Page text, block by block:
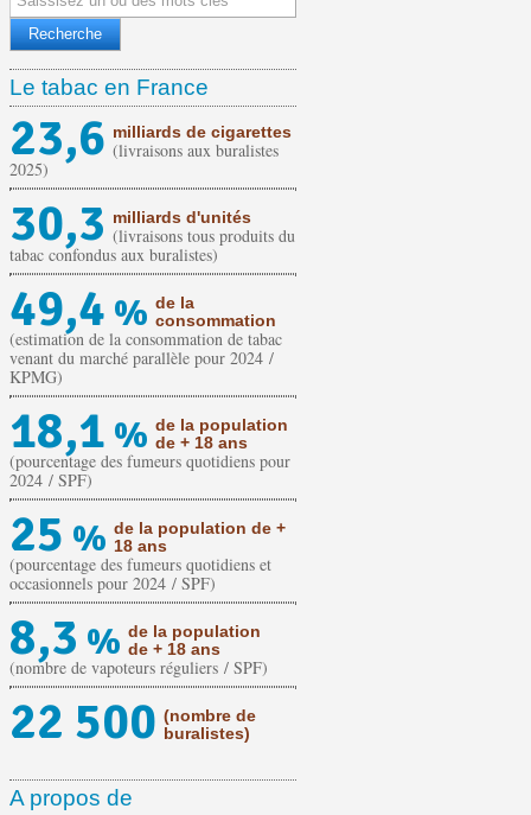
Le tabac en France
23,6 milliards de cigarettes
(livraisons aux buralistes
2025)
30,3 milliards d'unités
(livraisons tous produits du
tabac confondus aux buralistes)
49,4 % de la
consommation
(estimation de la consommation de tabac
venant du marché parallèle pour 2024 /
KPMG)
18,1 % de la population
de + 18 ans
(pourcentage des fumeurs quotidiens pour
2024 / SPF)
25 % de la population de +
18 ans
(pourcentage des fumeurs quotidiens et
occasionnels pour 2024 / SPF)
8,3 % de la population
de + 18 ans
(nombre de vapoteurs réguliers / SPF)
22 500 (nombre de
buralistes)
A propos de